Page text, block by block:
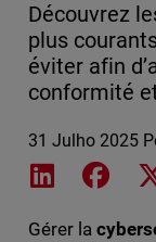
Découvrez
plus
éviter afin
conformité
31 Julho 2025
Share on
Gérer la